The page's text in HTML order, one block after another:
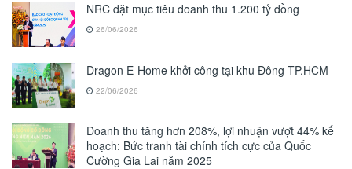
NRC đặt mục tiêu doanh thu 1.200 tỷ đồng
26/06/2026
Dragon E-Home khởi công tại khu Đông TP.HCM
22/06/2026
Doanh thu tăng hơn 208%, lợi nhuận vượt 44% kế
hoạch: Bức tranh tài chính tích cực của Quốc
Cường Gia Lai năm 2025